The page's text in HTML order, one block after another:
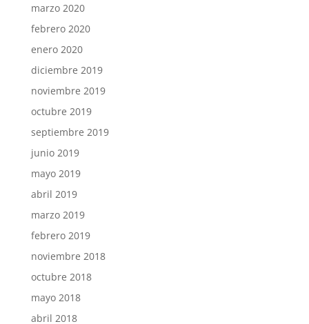
marzo 2020
febrero 2020
enero 2020
diciembre 2019
noviembre 2019
octubre 2019
septiembre 2019
junio 2019
mayo 2019
abril 2019
marzo 2019
febrero 2019
noviembre 2018
octubre 2018
mayo 2018
abril 2018